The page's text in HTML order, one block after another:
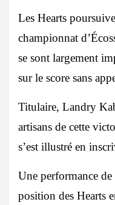
Les Hearts
championnat
se sont largement
sur le score sans
Titulaire, Landry
artisans de cette
s’est illustré en
Une performance
position des Hearts